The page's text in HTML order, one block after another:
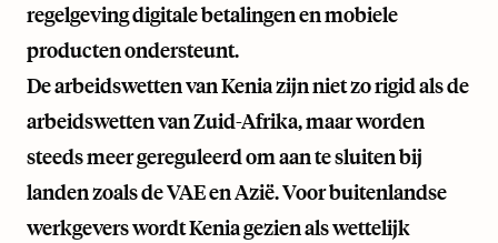
regelgeving digitale betalingen en mobiele
producten ondersteunt.
De arbeidswetten van Kenia zijn niet zo rigid als de
arbeidswetten van Zuid-Afrika, maar worden
steeds meer gereguleerd om aan te sluiten bij
landen zoals de VAE en Azië. Voor buitenlandse
werkgevers wordt Kenia gezien als wettelijk